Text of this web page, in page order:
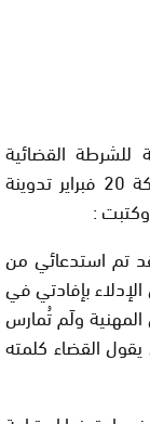
للشرطة القضائية
نشرت وداد ملحاف الناشطة السابقة في حركة 20 فبراير تدوينة
:
تم استدعائي من
بإفادتي في
ولَم تُمارس
القضاء كلمته